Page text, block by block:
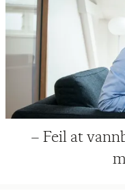
– Feil at